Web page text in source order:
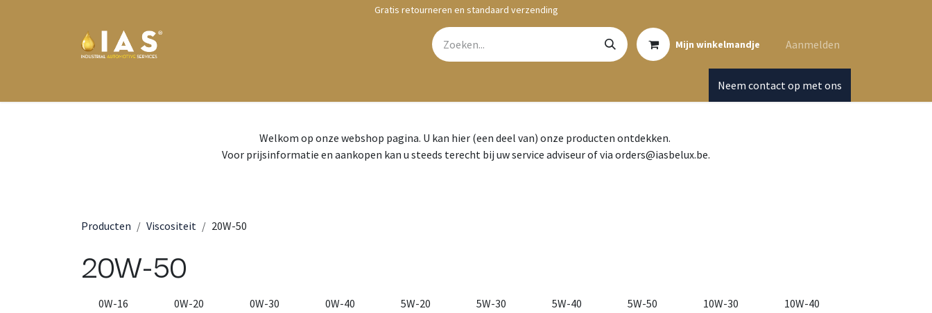
Gratis retourneren en standaard verzending
Mijn winkelmandje Aanmelden
Neem contact op met ons
Welkom op onze webshop pagina. U kan hier (een deel van) onze producten ontdekken.
Voor prijsinformatie en aankopen kan u steeds terecht bij uw service adviseur of via orders@iasbelux.be.
Producten Viscositeit 20W-50
20W-50
0W-16 0W-20 0W-30 0W-40 5W-20 5W-30 5W-40 5W-50 10W-30 10W-40